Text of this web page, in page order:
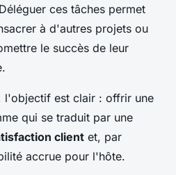
ces tâches permet
à d'autres projets ou
le succès de leur
l'objectif est clair : offrir une
qui se traduit par une
client et, par
accrue pour l'hôte.